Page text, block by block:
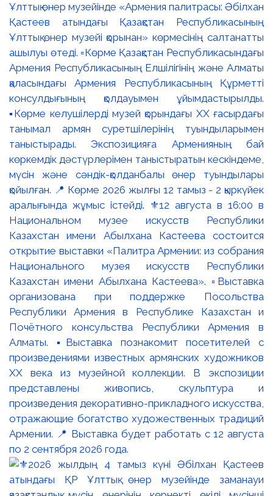
Ұлттық өнер музейінде «Армения палитрасы: Әбілхан
Қастеев атындағы Қазақстан Республикасының
Ұлттық өнер музейі қорынан» көрмесінің салтанатты
ашылуы өтеді. ▫️Көрме Қазақстан Республикасындағы
Армения Республикасының Елшілігінің және Алматы
қаласындағы Армения Республикасының Құрметті
консулдығының қолдауымен ұйымдастырылды.
▪️Көрме келушілерді музей қорындағы ХХ ғасырдағы
танымал армян суретшілерінің туындыларымен
таныстырады. Экспозицияға Арменияның бай
көркемдік дәстүрлерімен таныстыратын кескіндеме,
мүсін және сәндік-қолданбалы өнер туындылары
қойылған. 📍 Көрме 2026 жылғы 12 тамыз - 2 қыркүйек
аралығында жұмыс істейді. ⚜️12 августа в 16:00 в
Национальном музее искусств Республики
Казахстан имени Абылхана Кастеева состоится
открытие выставки «Палитра Армении: из собрания
Национального музея искусств Республики
Казахстан имени Абылхана Кастеева». ▫️Выставка
организована при поддержке Посольства
Республики Армения в Республике Казахстан и
Почётного консульства Республики Армения в
Алматы. ▪️Выставка познакомит посетителей с
произведениями известных армянских художников
XX века из музейной коллекции. В экспозиции
представлены живопись, скульптура и
произведения декоративно-прикладного искусства,
отражающие богатство художественных традиций
Армении. 📍 Выставка будет работать с 12 августа
по 2 сентября 2026 года.